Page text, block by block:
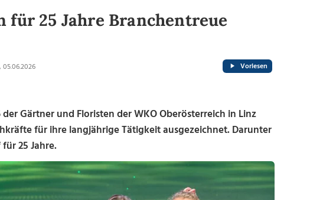
25 Jahre Branchentreue
, 05.06.2026
Vorlesen
der Gärtner und Floristen der WKO Oberösterreich in Linz
für ihre langjährige Tätigkeit ausgezeichnet. Darunter
25 Jahre.